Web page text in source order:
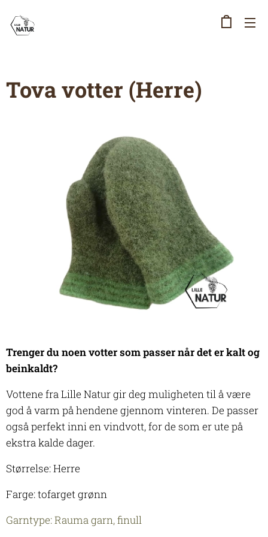
Tova votter (Herre)
Trenger du noen votter som passer når det er kalt og
beinkaldt?
Vottene fra Lille Natur gir deg muligheten til å være
god å varm på hendene gjennom vinteren. De passer
også perfekt inni en vindvott, for de som er ute på
ekstra kalde dager.
Størrelse: Herre
Farge: tofarget grønn
Garntype: Rauma garn, finull